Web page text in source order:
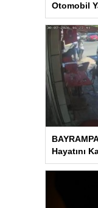
Otomobil
Hayatını